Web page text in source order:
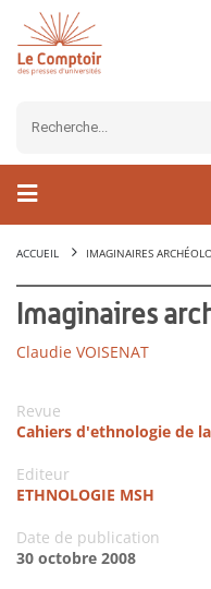
ACCUEIL IMAGINAIRES
Imaginaires
Claudie VOISENAT
Revue
Cahiers d'ethnologie de
Editeur
ETHNOLOGIE MSH
Date de publication
30 octobre 2008